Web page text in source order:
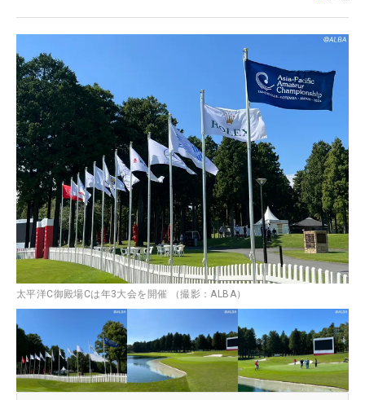
太平洋C御殿場Cは年3大会を開催 （撮影：ALBA）